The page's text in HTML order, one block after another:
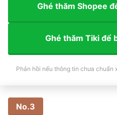
Ghé thăm Shopee
Ghé thăm Tiki để
Phản hồi nếu thông tin chưa chuẩn
No.3